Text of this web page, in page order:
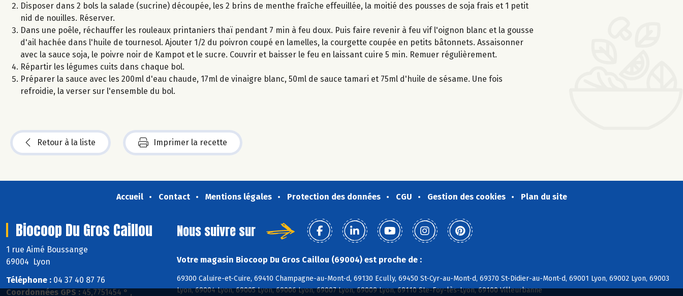
Disposer dans 2 bols la salade (sucrine) découpée, les 2 brins de menthe fraîche effeuillée, la moitié des pousses de soja frais et 1 petit
nid de nouilles. Réserver.
Dans une poêle, réchauffer les rouleaux printaniers thaï pendant 7 min à feu doux. Puis faire revenir à feu vif l'oignon blanc et la gousse
d'ail hachée dans l'huile de tournesol. Ajouter 1/2 du poivron coupé en lamelles, la courgette coupée en petits bâtonnets. Assaisonner
avec la sauce soja, le poivre noir de Kampot et le sucre. Couvrir et baisser le feu en laissant cuire 5 min. Remuer régulièrement.
Répartir les légumes cuits dans chaque bol.
Préparer la sauce avec les 200ml d'eau chaude, 17ml de vinaigre blanc, 50ml de sauce tamari et 75ml d'huile de sésame. Une fois
refroidie, la verser sur l'ensemble du bol.
Retour à la liste Imprimer la recette
Accueil Contact Mentions légales Protection des données CGU Gestion des cookies Plan du site
Biocoop Du Gros Caillou
1 rue Aimé Boussange
69004 Lyon
Téléphone : 04 37 40 87 76
Coordonnées GPS : 45,7751454 ° ,
Nous suivre sur
Votre magasin Biocoop Du Gros Caillou (69004) est proche de :
69300 Caluire-et-Cuire, 69410 Champagne-au-Mont-d, 69130 Ecully, 69450 St-Cyr-au-Mont-d, 69370 St-Didier-au-Mont-d, 69001 Lyon, 69002 Lyon, 69003
Lyon, 69004 Lyon, 69005 Lyon, 69006 Lyon, 69007 Lyon, 69009 Lyon, 69110 Ste-Foy-lès-Lyon, 69100 Villeurbanne